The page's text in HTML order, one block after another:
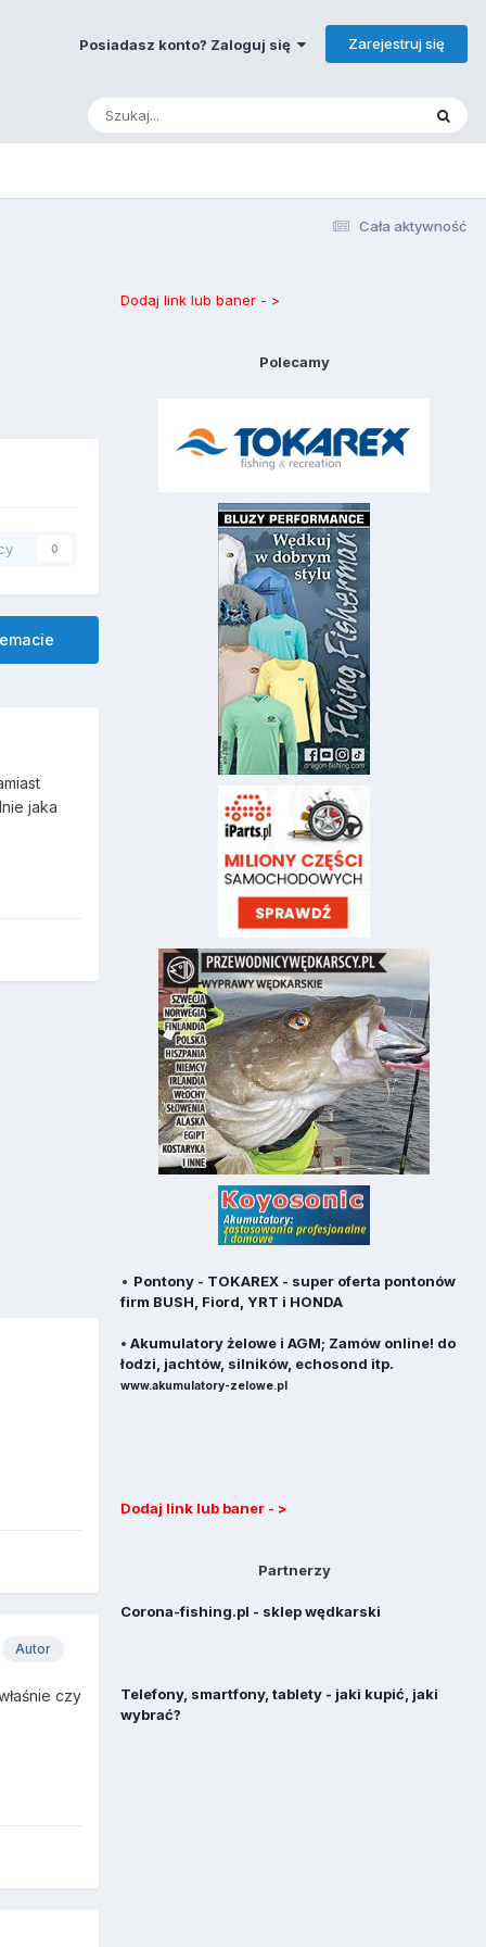
Posiadasz konto? Zaloguj się Zarejestruj się
Cała aktywność
0
jaka
Autor
czy
Dodaj link lub baner - >
Polecamy
• Pontony - TOKAREX - super oferta pontonów
firm BUSH, Fiord, YRT i HONDA
• Akumulatory żelowe i AGM; Zamów online! do
łodzi, jachtów, silników, echosond itp.
www.akumulatory-zelowe.pl
Dodaj link lub baner - >
Partnerzy
Corona-fishing.pl - sklep wędkarski
Telefony, smartfony, tablety - jaki kupić, jaki
wybrać?